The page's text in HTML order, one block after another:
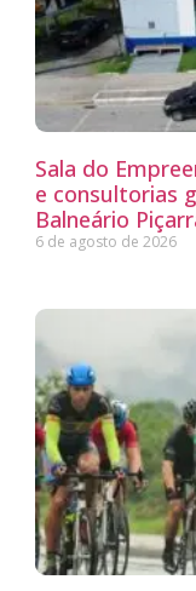
Sala do
e consultorias
Balneário
6 de agosto de 2026